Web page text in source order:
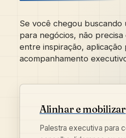
Se você chegou buscando
para negócios, não precisa
entre inspiração, aplicação
acompanhamento
Alinhar e mobilizar
Palestra executiva para